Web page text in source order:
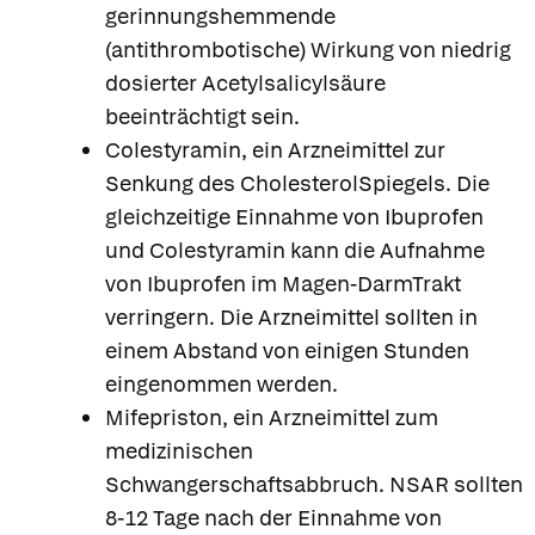
gerinnungshemmende
(antithrombotische) Wirkung von niedrig
dosierter Acetylsalicylsäure
beeinträchtigt sein.
Colestyramin, ein Arzneimittel zur
Senkung des CholesterolSpiegels. Die
gleichzeitige Einnahme von Ibuprofen
und Colestyramin kann die Aufnahme
von Ibuprofen im Magen-DarmTrakt
verringern. Die Arzneimittel sollten in
einem Abstand von einigen Stunden
eingenommen werden.
Mifepriston, ein Arzneimittel zum
medizinischen
Schwangerschaftsabbruch. NSAR sollten
8-12 Tage nach der Einnahme von